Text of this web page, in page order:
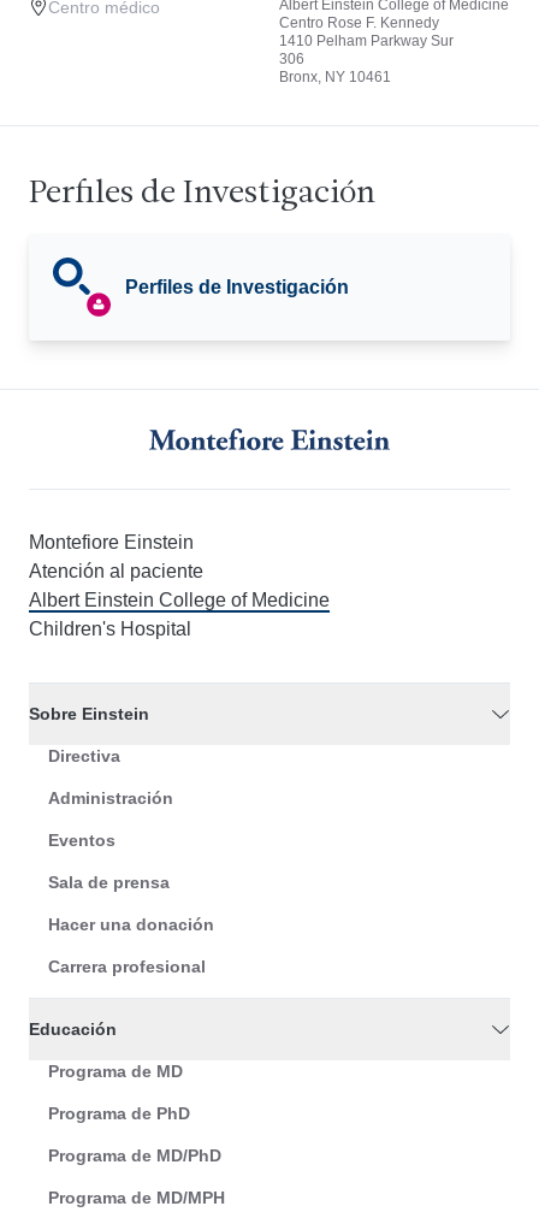
Centro médico
Albert Einstein College of Medicine
Centro Rose F. Kennedy
1410 Pelham Parkway Sur
306
Bronx, NY 10461
Perfiles de Investigación
Perfiles de Investigación
Montefiore Einstein
Atención al paciente
Albert Einstein College of Medicine
Children's Hospital
Sobre Einstein
Directiva
Administración
Eventos
Sala de prensa
Hacer una donación
Carrera profesional
Educación
Programa de MD
Programa de PhD
Programa de MD/PhD
Programa de MD/MPH